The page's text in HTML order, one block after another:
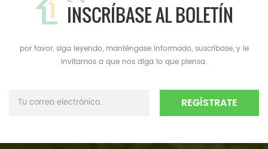
INSCRÍBASE AL BOLETÍN
por favor, siga leyendo, manténgase informado, suscríbase, y le
invitamos a que nos diga lo que piensa.